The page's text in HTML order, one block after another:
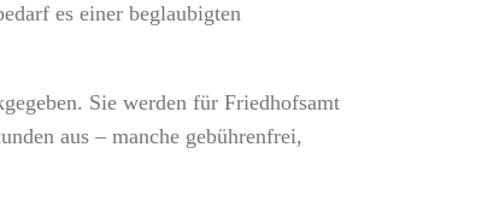
es einer beglaubigten
Sie werden für Friedhofsamt
aus – manche gebührenfrei,